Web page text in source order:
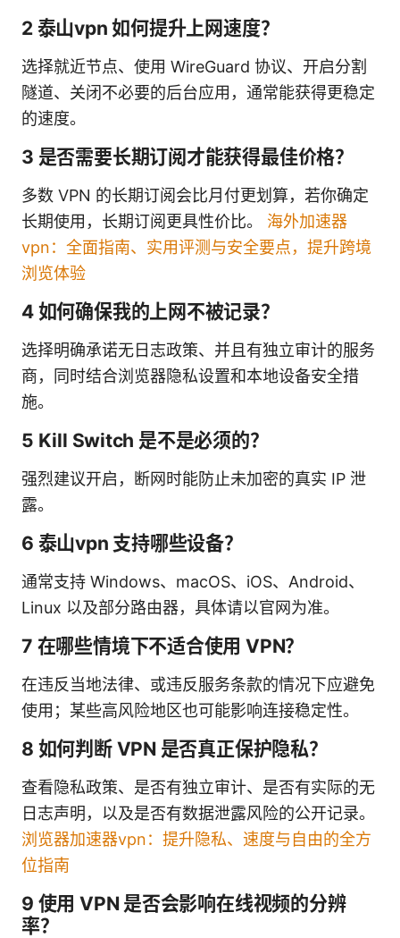
2 泰山vpn 如何提升上网速度？
选择就近节点、使用 WireGuard 协议、开启分割
隧道、关闭不必要的后台应用，通常能获得更稳定
的速度。
3 是否需要长期订阅才能获得最佳价格？
多数 VPN 的长期订阅会比月付更划算，若你确定
长期使用，长期订阅更具性价比。 海外加速器
vpn：全面指南、实用评测与安全要点，提升跨境
浏览体验
4 如何确保我的上网不被记录？
选择明确承诺无日志政策、并且有独立审计的服务
商，同时结合浏览器隐私设置和本地设备安全措
施。
5 Kill Switch 是不是必须的？
强烈建议开启，断网时能防止未加密的真实 IP 泄
露。
6 泰山vpn 支持哪些设备？
通常支持 Windows、macOS、iOS、Android、
Linux 以及部分路由器，具体请以官网为准。
7 在哪些情境下不适合使用 VPN？
在违反当地法律、或违反服务条款的情况下应避免
使用；某些高风险地区也可能影响连接稳定性。
8 如何判断 VPN 是否真正保护隐私？
查看隐私政策、是否有独立审计、是否有实际的无
日志声明，以及是否有数据泄露风险的公开记录。
浏览器加速器vpn：提升隐私、速度与自由的全方
位指南
9 使用 VPN 是否会影响在线视频的分辨
率？